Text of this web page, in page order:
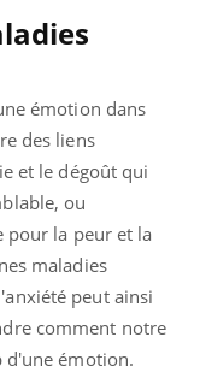
émotion dans
des liens
et le dégoût qui
ou
la peur et la
maladies
peut ainsi
comment notre
d'une émotion.